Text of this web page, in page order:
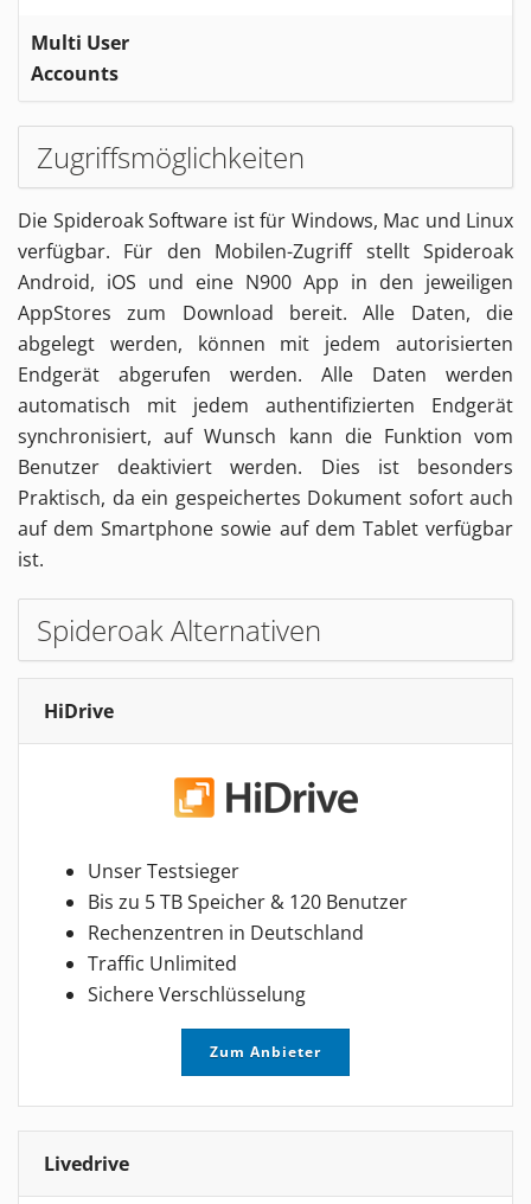
Multi User
Accounts
Zugriffsmöglichkeiten
Die Spideroak Software ist für Windows, Mac und Linux
verfügbar. Für den Mobilen-Zugriff stellt Spideroak
Android, iOS und eine N900 App in den jeweiligen
AppStores zum Download bereit. Alle Daten, die
abgelegt werden, können mit jedem autorisierten
Endgerät abgerufen werden. Alle Daten werden
automatisch mit jedem authentifizierten Endgerät
synchronisiert, auf Wunsch kann die Funktion vom
Benutzer deaktiviert werden. Dies ist besonders
Praktisch, da ein gespeichertes Dokument sofort auch
auf dem Smartphone sowie auf dem Tablet verfügbar
ist.
Spideroak Alternativen
HiDrive
Unser Testsieger
Bis zu 5 TB Speicher & 120 Benutzer
Rechenzentren in Deutschland
Traffic Unlimited
Sichere Verschlüsselung
Zum Anbieter
Livedrive